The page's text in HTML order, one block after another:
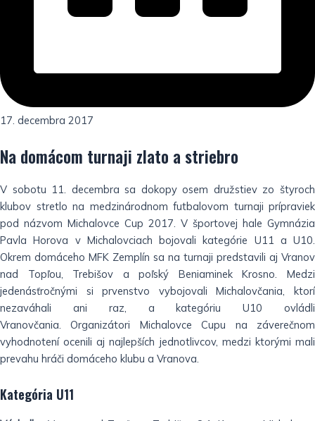
17. decembra 2017
Na domácom turnaji zlato a striebro
V sobotu 11. decembra sa dokopy osem družstiev zo štyroch
klubov stretlo na medzinárodnom futbalovom turnaji prípraviek
pod názvom Michalovce Cup 2017. V športovej hale Gymnázia
Pavla Horova v Michalovciach bojovali kategórie U11 a U10.
Okrem domáceho MFK Zemplín sa na turnaji predstavili aj Vranov
nad Topľou, Trebišov a poľský Beniaminek Krosno. Medzi
jedenásťročnými si prvenstvo vybojovali Michalovčania, ktorí
nezaváhali ani raz, a kategóriu U10 ovládli
Vranovčania. Organizátori Michalovce Cupu na záverečnom
vyhodnotení ocenili aj najlepších jednotlivcov, medzi ktorými mali
prevahu hráči domáceho klubu a Vranova.
Kategória U11